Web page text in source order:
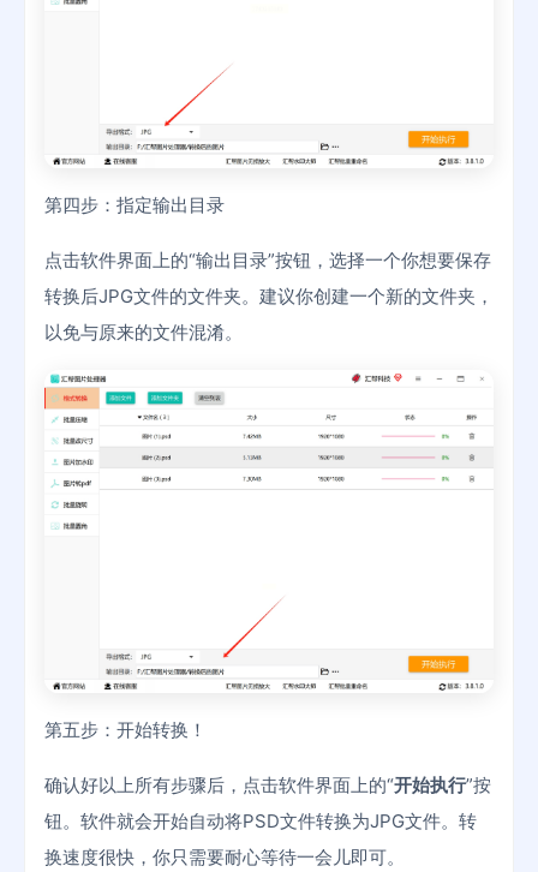
第四步：指定输出目录
点击软件界面上的“输出目录”按钮，选择一个你想要保存
转换后JPG文件的文件夹。建议你创建一个新的文件夹，
以免与原来的文件混淆。
第五步：开始转换！
确认好以上所有步骤后，点击软件界面上的“开始执行”按
钮。软件就会开始自动将PSD文件转换为JPG文件。转
换速度很快，你只需要耐心等待一会儿即可。